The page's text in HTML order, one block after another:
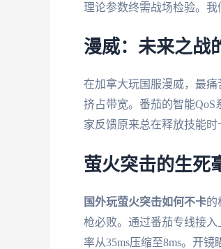
理论参数终需战场检验。
漫威：未来之战
在加拿大玩国服漫威，最痛
挤占带宽。番茄的智能
家反馈原来总在释放技能时
萤火突击的生死
国外玩萤火突击如何不卡的
枪必败。通过番茄专线接入
率从35ms压缩至8ms。开